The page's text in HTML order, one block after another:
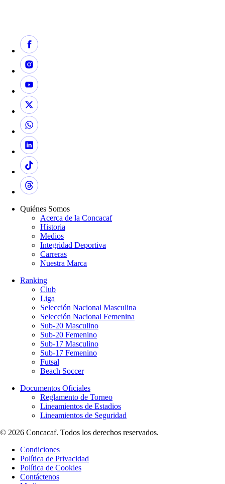
Quiénes Somos
Acerca de la Concacaf
Historia
Medios
Integridad Deportiva
Carreras
Nuestra Marca
Ranking
Club
Liga
Selección Nacional Masculina
Selección Nacional Femenina
Sub-20 Masculino
Sub-20 Femenino
Sub-17 Masculino
Sub-17 Femenino
Futsal
Beach Soccer
Documentos Oficiales
Reglamento de Torneo
Lineamientos de Estadios
Lineamientos de Seguridad
© 2026 Concacaf. Todos los derechos reservados.
Condiciones
Política de Privacidad
Política de Cookies
Contáctenos